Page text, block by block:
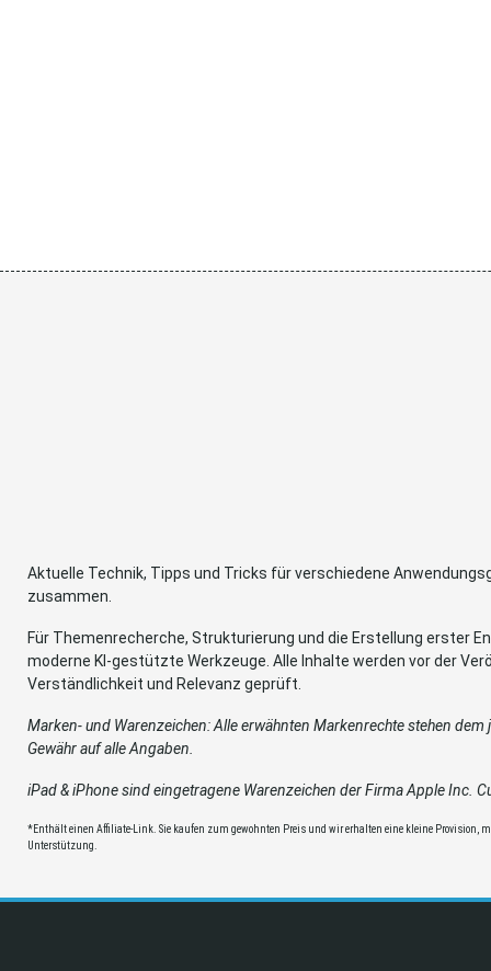
Aktuelle Technik, Tipps und Tricks für verschiedene
zusammen.
Für Themenrecherche, Strukturierung und die Erstellung erster
moderne KI-gestützte Werkzeuge. Alle Inhalte werden vor der
Verständlichkeit und Relevanz geprüft.
Marken- und Warenzeichen: Alle erwähnten Markenrechte stehen dem
Gewähr auf alle Angaben.
iPad & iPhone sind eingetragene Warenzeichen der Firma Apple Inc.
*Enthält einen Affiliate-Link. Sie kaufen zum gewohnten Preis und wir erhalten eine kleine Provision,
Unterstützung.